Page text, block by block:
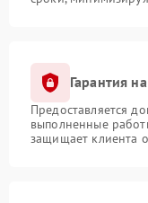
Гарантия
Предоставляется
выполненные
защищает клиента